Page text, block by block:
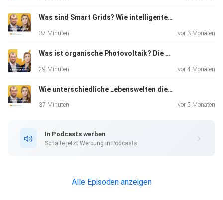
Was sind Smart Grids? Wie intelligente Stromnetze die Energiewende möglich machen
37 Minuten vor 3 Monaten
Was ist organische Photovoltaik? Die Zukunft der Solarenergie einfach erklärt
29 Minuten vor 4 Monaten
Wie unterschiedliche Lebenswelten die Akzeptanz der Energiewende beeinflussen
37 Minuten vor 5 Monaten
In Podcasts werben
Schalte jetzt Werbung in Podcasts.
Alle Episoden anzeigen